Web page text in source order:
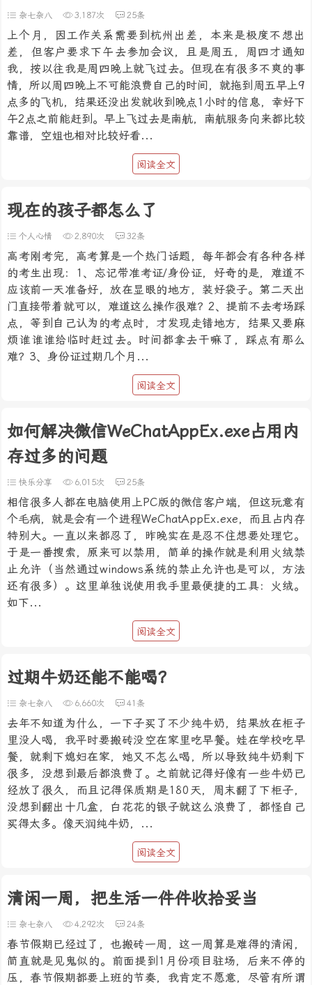
杂七杂八 3,187次 25条
上个月，因工作关系需要到杭州出差，本来是极度不想出
差，但客户要求下午去参加会议，且是周五，周四才通知
我，按以往我是周四晚上就飞过去。但现在有很多不爽的事
情，所以周四晚上不可能浪费自己的时间，就拖到周五早上9
点多的飞机，结果还没出发就收到晚点1小时的信息，幸好下
午2点之前能赶到。早上飞过去是南航，南航服务向来都比较
靠谱，空姐也相对比较好看...
阅读全文
现在的孩子都怎么了
个人心情 2,890次 32条
高考刚考完，高考算是一个热门话题，每年都会有各种各样
的考生出现：1、忘记带准考证/身份证，好奇的是，难道不
应该前一天准备好，放在显眼的地方，装好袋子。第二天出
门直接带着就可以，难道这么操作很难？2、提前不去考场踩
点，等到自己认为的考点时，才发现走错地方，结果又要麻
烦谁谁谁给临时赶过去。时间都拿去干嘛了，踩点有那么
难？3、身份证过期几个月...
阅读全文
如何解决微信WeChatAppEx.exe占用内
存过多的问题
快乐分享 6,015次 25条
相信很多人都在电脑使用上PC版的微信客户端，但这玩意有
个毛病，就是会有一个进程WeChatAppEx.exe，而且占内存
特别大。一直以来都忍了，昨晚实在是忍不住想要处理它。
于是一番搜索，原来可以禁用，简单的操作就是利用火绒禁
止允许（当然通过windows系统的禁止允许也是可以，方法
还有很多）。这里单独说使用我手里最便捷的工具：火绒。
如下...
阅读全文
过期牛奶还能不能喝？
杂七杂八 6,660次 41条
去年不知道为什么，一下子买了不少纯牛奶，结果放在柜子
里没人喝，我平时要搬砖没空在家里吃早餐。娃在学校吃早
餐，就剩下媳妇在家，她又不怎么喝，所以导致纯牛奶剩下
很多，没想到最后都浪费了。之前就记得好像有一些牛奶已
经放了很久，而且记得保质期是180天，周末翻了下柜子，
没想到翻出十几盒，白花花的银子就这么浪费了，都怪自己
买得太多。像天润纯牛奶，...
阅读全文
清闲一周，把生活一件件收拾妥当
杂七杂八 4,292次 24条
春节假期已经过了，也搬砖一周，这一周算是难得的清闲，
简直就是见鬼似的。前面提到1月份项目驻场，后来不停的
压，春节假期都要上班的节奏，我肯定不愿意，尽管有所谓